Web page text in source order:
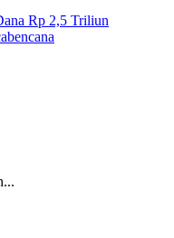
Rp 2,5 Triliun